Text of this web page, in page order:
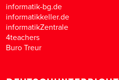
informatik-bg.de
informatikkeller.de
informatikZentrale
4teachers
Buro Treur